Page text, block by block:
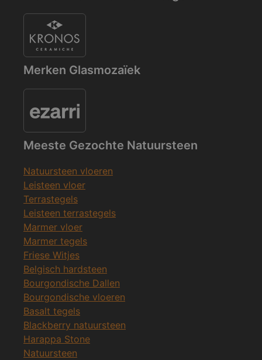
Merken Glasmozaïek
Meeste Gezochte Natuursteen
Natuursteen vloeren
Leisteen vloer
Terrastegels
Leisteen terrastegels
Marmer vloer
Marmer tegels
Friese Witjes
Belgisch hardsteen
Bourgondische Dallen
Bourgondische vloeren
Basalt tegels
Blackberry natuursteen
Harappa Stone
Natuursteen